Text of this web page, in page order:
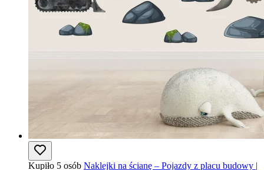
Kupiło 5 osób Naklejki na ścianę – Pojazdy z placu budowy |